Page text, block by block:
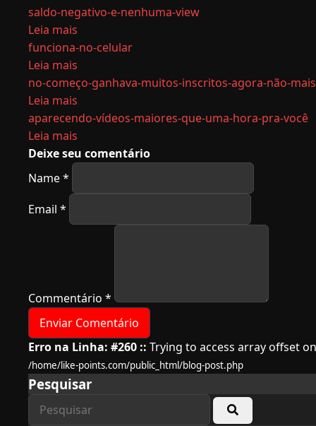
saldo-negativo-e-nenhuma-view
Leia mais
funciona-no-celular
Leia mais
no-começo-ganhava-muitos-inscritos-agora-não-
Leia mais
aparecendo-vídeos-maiores-que-uma-hora-pra-você
Leia mais
Deixe seu comentário
Name*
Email *
Commentário *
Erro na Linha: #260 :: Trying to access array offset
/home/like-points.com/public_html/blog-post.php
Pesquisar